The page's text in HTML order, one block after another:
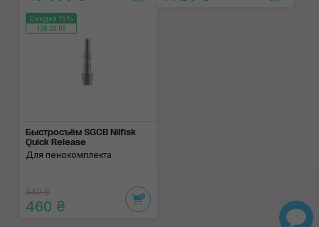
Скидка 15%
128:23:05
Быстросъём SGCB Nilfisk
Quick Release
Для пенокомплекта
540 ₴
460 ₴